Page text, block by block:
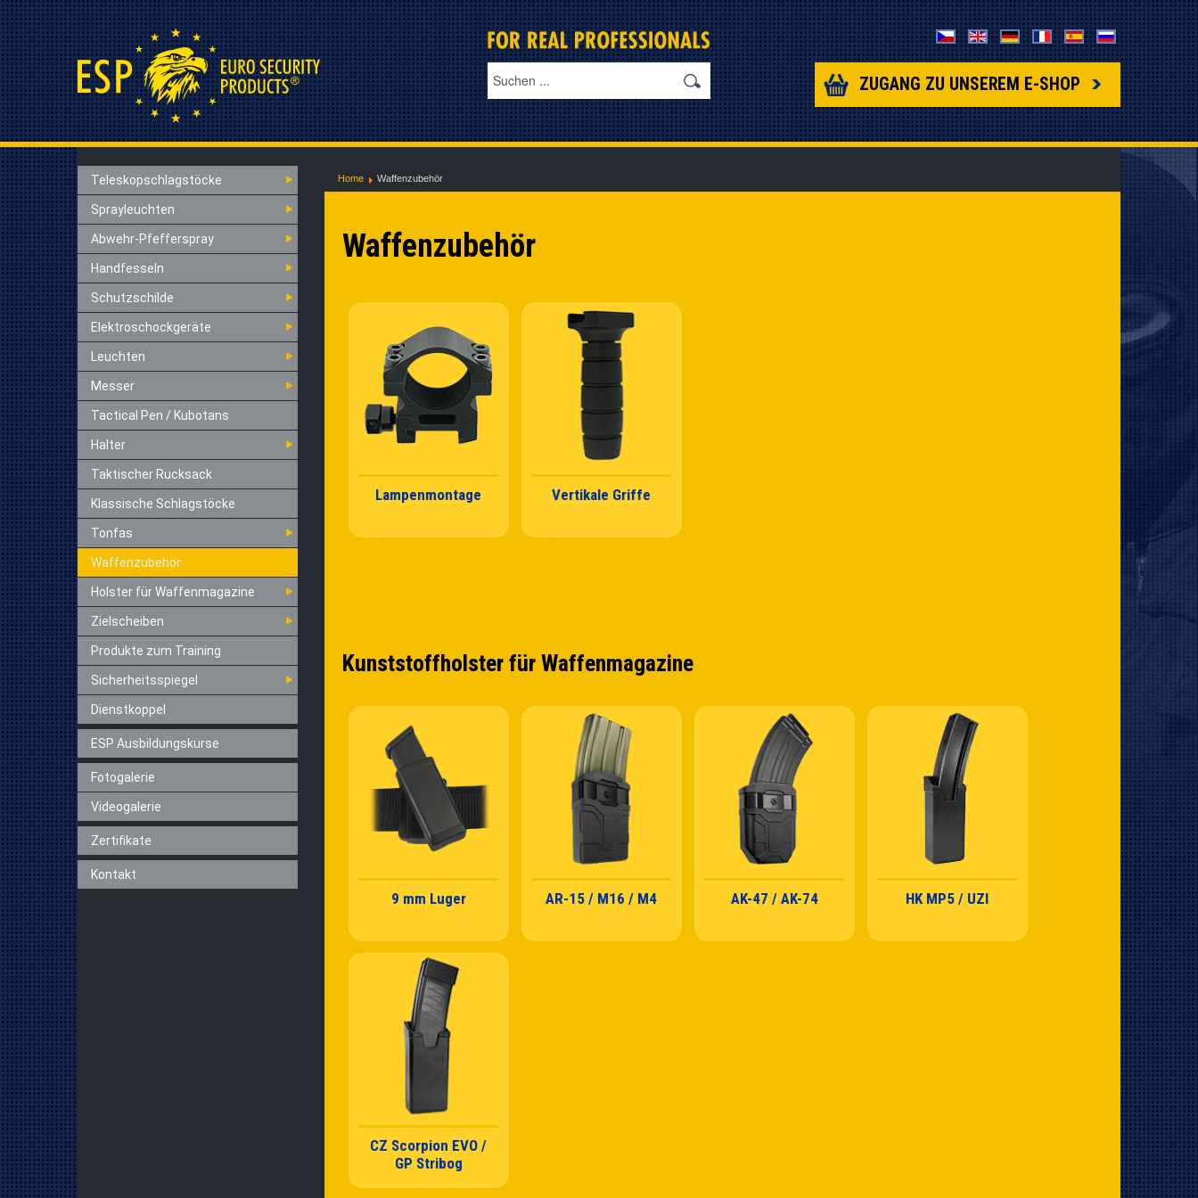
ZUGANG ZU UNSEREM E-SHOP
Teleskopschlagstöcke
Sprayleuchten
Abwehr-Pfefferspray
Handfesseln
Schutzschilde
Elektroschockgeräte
Leuchten
Messer
Tactical Pen / Kubotans
Halter
Taktischer Rucksack
Klassische Schlagstöcke
Tonfas
Waffenzubehör
Holster für Waffenmagazine
Zielscheiben
Produkte zum Training
Sicherheitsspiegel
Dienstkoppel
ESP Ausbildungskurse
Fotogalerie
Videogalerie
Zertifikate
Kontakt
Home Waffenzubehör
Waffenzubehör
Lampenmontage Vertikale Griffe
Kunststoffholster für Waffenmagazine
9 mm Luger AR-15 / M16 / M4 AK-47 / AK-74 HK MP5 / UZI
CZ Scorpion EVO /
GP Stribog